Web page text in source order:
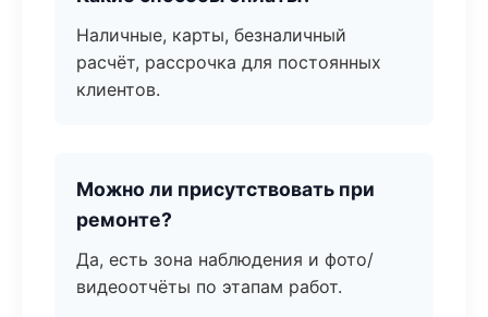
Наличные, карты, безналичный
расчёт, рассрочка для постоянных
клиентов.
Можно ли присутствовать при
ремонте?
Да, есть зона наблюдения и фото/
видеоотчёты по этапам работ.